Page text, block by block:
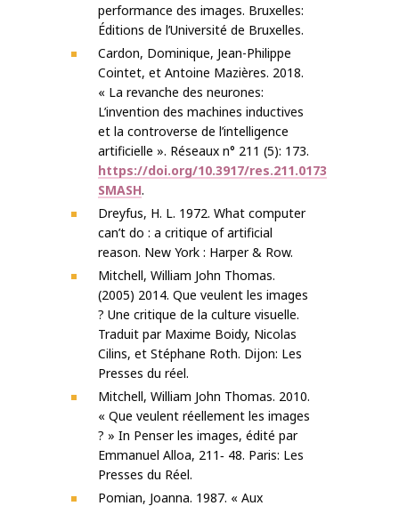
performance des images. Bruxelles:
Éditions de l’Université de Bruxelles.
Cardon, Dominique, Jean-Philippe
Cointet, et Antoine Mazières. 2018.
« La revanche des neurones:
L’invention des machines inductives
et la controverse de l’intelligence
artificielle ». Réseaux n° 211 (5): 173.
https://doi.org/10.3917/res.211.0173
SMASH.
Dreyfus, H. L. 1972. What computer
can’t do : a critique of artificial
reason. New York : Harper & Row.
Mitchell, William John Thomas.
(2005) 2014. Que veulent les images
? Une critique de la culture visuelle.
Traduit par Maxime Boidy, Nicolas
Cilins, et Stéphane Roth. Dijon: Les
Presses du réel.
Mitchell, William John Thomas. 2010.
« Que veulent réellement les images
? » In Penser les images, édité par
Emmanuel Alloa, 211‐ 48. Paris: Les
Presses du Réel.
Pomian, Joanna. 1987. « Aux